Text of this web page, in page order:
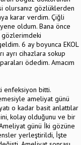
olursanız gözlüklerden
karar verdim. Çiğli
oldum. Bana önce
gözlerimdeki
6 ay boyunca EKOL
ayrı cihazlara sokup
ödedim. Amacım
enfeksiyon bitti.
ameliyat günü
o kadar basit anlattılar
kolay olduğunu ve bir
günü İki gözüne
yerleştirildi, İşte